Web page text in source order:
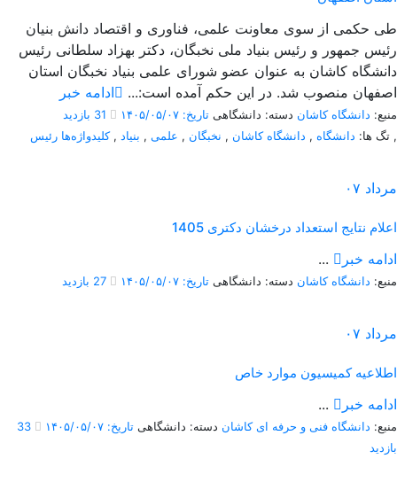
طی حکمی از سوی معاونت علمی، فناوری و اقتصاد دانش بنیان
رئیس جمهور و رئیس بنیاد ملی نخبگان، دکتر بهزاد سلطانی رئیس
دانشگاه کاشان به عنوان عضو شورای علمی بنیاد نخبگان استان
اصفهان منصوب شد. در این حکم آمده است:...
ادامه خبر
منبع: دانشگاه کاشان دسته: دانشگاهی تاریخ: ۱۴۰۵/۰۵/۰۷
تگ ها: دانشگاه , دانشگاه کاشان , نخبگان , علمی , بنیاد ,کلیدواژه‌ها رئیس ,
۰۷ مرداد
اعلام نتایج استعداد درخشان دکتری 1405
... ادامه خبر
منبع: دانشگاه کاشان دسته: دانشگاهی تاریخ: ۱۴۰۵/۰۵/۰۷
۰۷ مرداد
اطلاعیه کمیسیون موارد خاص
... ادامه خبر
منبع: دانشگاه فنی و حرفه ای کاشان دسته: دانشگاهی تاریخ: ۱۴۰۵/۰۵/۰۷
33
بازدید